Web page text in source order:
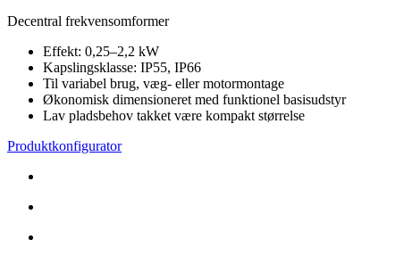
Decentral frekvensomformer
Effekt: 0,25–2,2 kW
Kapslingsklasse: IP55, IP66
Til variabel brug, væg- eller motormontage
Økonomisk dimensioneret med funktionel basisudstyr
Lav pladsbehov takket være kompakt størrelse
Produktkonfigurator